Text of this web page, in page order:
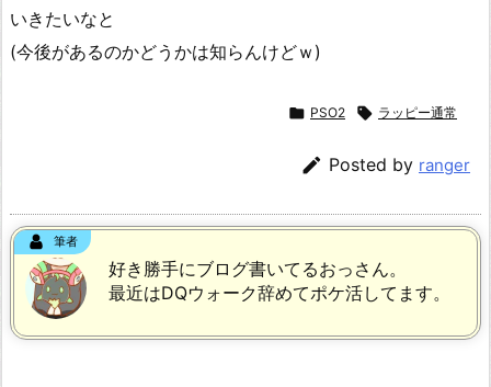
いきたいなと
(今後があるのかどうかは知らんけどｗ)
 PSO2  ラッピー通常
 Posted by ranger
筆者
好き勝手にブログ書いてるおっさん。
最近はDQウォーク辞めてポケ活してます。